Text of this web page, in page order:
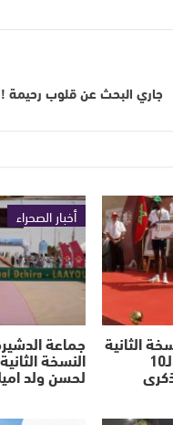
جاري البحث عن قلوب رحيمة !
الثانية
من السباق الدولي لـ10
أخبار الصحراء
جماعة
النسخة
لحسن ولد